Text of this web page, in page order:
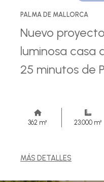
PALMA DE MALLORCA
Nuevo
luminosa casa
25 minutos de
362 m² 23.000 m²
MÁS DETALLES